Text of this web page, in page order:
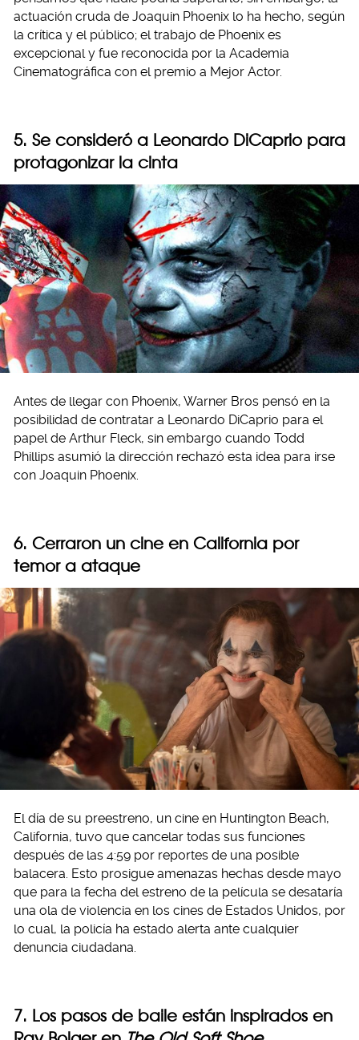
actuación cruda de Joaquin Phoenix lo ha hecho, según
la crítica y el público; el trabajo de Phoenix es
excepcional y fue reconocida por la Academia
Cinematográfica con el premio a Mejor Actor.
5. Se consideró a Leonardo DiCaprio para
protagonizar la cinta
Antes de llegar con Phoenix, Warner Bros pensó en la
posibilidad de contratar a Leonardo DiCaprio para el
papel de Arthur Fleck, sin embargo cuando Todd
Phillips asumió la dirección rechazó esta idea para irse
con Joaquin Phoenix.
6. Cerraron un cine en California por
temor a ataque
El día de su preestreno, un cine en Huntington Beach,
California, tuvo que cancelar todas sus funciones
después de las 4:59 por reportes de una posible
balacera. Esto prosigue amenazas hechas desde mayo
que para la fecha del estreno de la película se desataría
una ola de violencia en los cines de Estados Unidos, por
lo cual, la policía ha estado alerta ante cualquier
denuncia ciudadana.
7. Los pasos de baile están inspirados en